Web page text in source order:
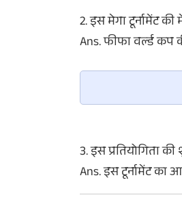
2. इस मेगा टूर्नामेंट
Ans. फीफा वर्ल्ड कप
3. इस प्रतियोगिता
Ans. इस टूर्नामेंट का